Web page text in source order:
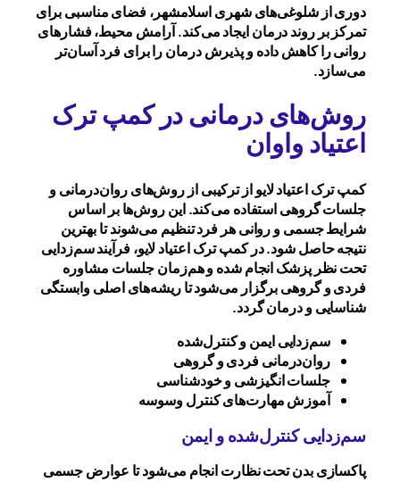
دوری از شلوغی‌های شهری اسلامشهر، فضای مناسبی برای
تمرکز بر روند درمان ایجاد می‌کند. آرامش محیط، فشارهای
روانی را کاهش داده و پذیرش درمان را برای فرد آسان‌تر
می‌سازد.
روش‌های درمانی در کمپ ترک
اعتیاد واوان
کمپ ترک اعتیاد لایو از ترکیبی از روش‌های روان‌درمانی و
جلسات گروهی استفاده می‌کند. این روش‌ها بر اساس
شرایط جسمی و روانی هر فرد تنظیم می‌شوند تا بهترین
نتیجه حاصل شود. در کمپ ترک اعتیاد لایو، فرآیند سم‌زدایی
تحت نظر پزشک انجام شده و هم‌زمان جلسات مشاوره
فردی و گروهی برگزار می‌شود تا ریشه‌های اصلی وابستگی
شناسایی و درمان گردد.
سم‌زدایی ایمن و کنترل‌شده
روان‌درمانی فردی و گروهی
جلسات انگیزشی و خودشناسی
آموزش مهارت‌های کنترل وسوسه
سم‌زدایی کنترل‌شده و ایمن
پاکسازی بدن تحت نظارت انجام می‌شود تا عوارض جسمی